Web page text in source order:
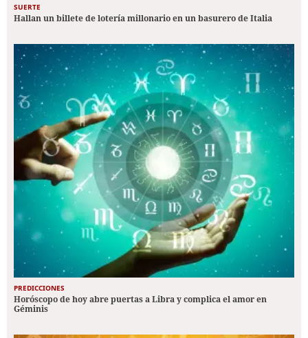
SUERTE
Hallan un billete de lotería millonario en un basurero de Italia
PREDICCIONES
Horóscopo de hoy abre puertas a Libra y complica el amor en
Géminis